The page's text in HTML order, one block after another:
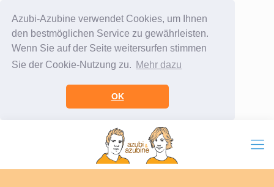
Azubi-Azubine verwendet Cookies, um Ihnen
den bestmöglichen Service zu gewährleisten.
Wenn Sie auf der Seite weitersurfen stimmen
Sie der Cookie-Nutzung zu. Mehr dazu
OK